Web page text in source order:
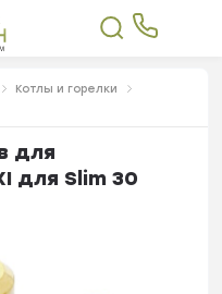
Котлы и горелки
для
для Slim 30